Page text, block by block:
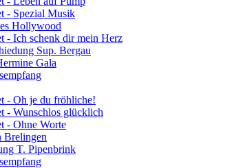
- Spezial Musik
Hollywood
- Ich schenk dir mein Herz
Sup. Bergau
Gala
- Oh je du fröhliche!
- Wunschlos glücklich
- Ohne Worte
Brelingen
T. Pipenbrink